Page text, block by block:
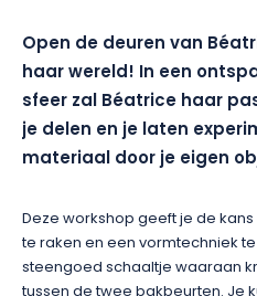
Open de deuren van
haar wereld! In een
sfeer zal Béatrice haar
je delen en je laten
materiaal door je eigen
Deze workshop geeft je de
te raken en een vormtechniek
steengoed schaaltje waaraan